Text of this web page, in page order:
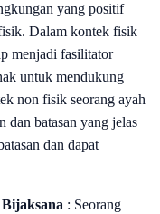
yang positif
Dalam kontek fisik
menjadi fasilitator
untuk mendukung
non fisik seorang ayah
dan batasan yang jelas
dan dapat
: Seorang